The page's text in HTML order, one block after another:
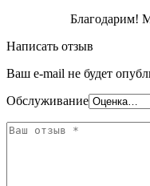
Благодарим!
Написать отзыв
Ваш e-mail не будет
Обслуживание